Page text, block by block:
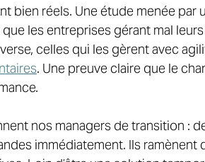
bien réels. Une étude menée
les entreprises gérant mal
celles qui les gèrent avec
. Une preuve claire que le
nos managers de transition :
immédiatement. Ils ramènent